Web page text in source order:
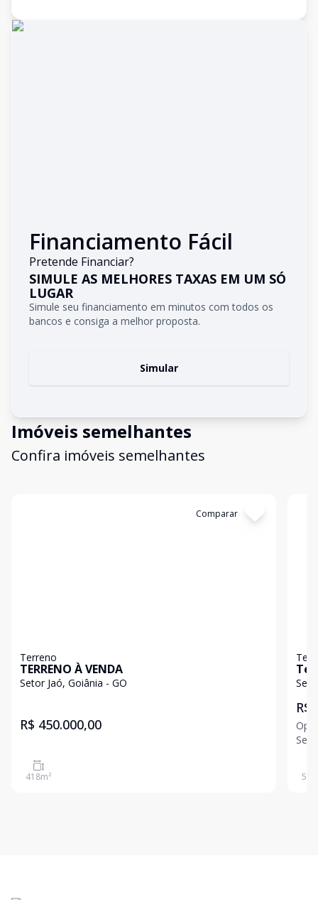
Financiamento Fácil
Pretende Financiar?
SIMULE AS MELHORES TAXAS EM UM SÓ
LUGAR
Simule seu financiamento em minutos com todos os
bancos e consiga a melhor proposta.
Simular
Imóveis semelhantes
Confira imóveis semelhantes
Comparar
Terreno
TERRENO À VENDA
Setor Jaó, Goiânia - GO
R$ 450.000,00
418m²
R$
599